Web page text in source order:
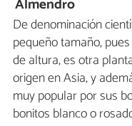
Almendro
De denominación
pequeño tamaño,
de altura, es otra
origen en Asia, y
muy popular por sus
bonitos blanco o